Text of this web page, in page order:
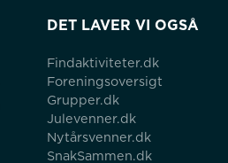
DET LAVER VI OGSÅ
Findaktiviteter.dk
Foreningsoversigt
Grupper.dk
Julevenner.dk
Nytårsvenner.dk
SnakSammen.dk